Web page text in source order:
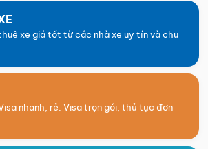
xe giá tốt từ các nhà xe uy tín và chu
nhanh, rẻ. Visa trọn gói, thủ tục đơn